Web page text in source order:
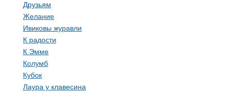
Друзьям
Желание
Ивиковы журавли
К радости
К Эмме
Колумб
Кубок
Лаура у клавесина